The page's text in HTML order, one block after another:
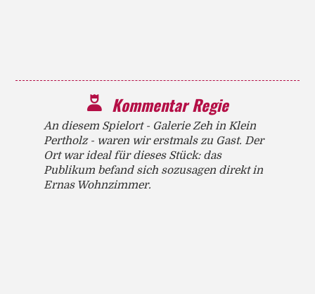
Kommentar Regie
An diesem Spielort - Galerie Zeh in Klein
Pertholz - waren wir erstmals zu Gast. Der
Ort war ideal für dieses Stück: das
Publikum befand sich sozusagen direkt in
Ernas Wohnzimmer.